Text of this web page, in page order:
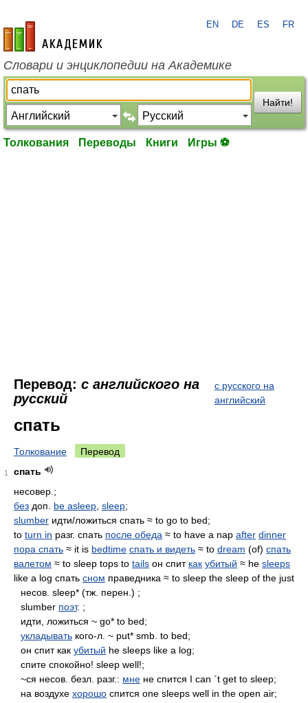
academic.ru
EN DE ES FR
Словари и энциклопедии на Академике
Найти!
Толкования Переводы Книги Игры ⚽
Перевод: с английского на
русский
с русского на
английский
спать
Толкование Перевод
1
спать
несовер.;
без доп. be asleep sleep;
slumber идти/ложиться спать ≈ to go to bed;
to turn in разг. спать после обеда ≈ to have a nap after dinner
пора спать ≈ it is bedtime спать и видеть ≈ to dream (of) спать
валетом ≈ to sleep tops to tails он спит как убитый ≈ he sleeps
like a log спать сном праведника ≈ to sleep the sleep of the just
несов. sleep* (тж. перен.) ;
slumber поэт. ;
идти, ложиться ~ go* to bed;
укладывать кого-л. ~ put* smb. to bed;
он спит как убитый he sleeps like a log;
спите спокойно! sleep well!;
~ся несов. безл. разг.: мне не спится I can `t get to sleep;
на воздухе хорошо спится one sleeps well in the open air;